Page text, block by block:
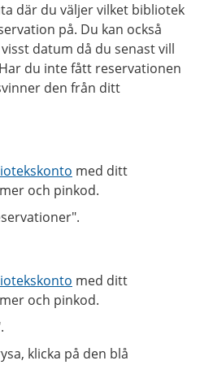
där du väljer vilket bibliotek
på. Du kan också
datum då du senast vill
du inte fått reservationen
den från ditt
med ditt
och pinkod.
med ditt
och pinkod.
klicka på den blå